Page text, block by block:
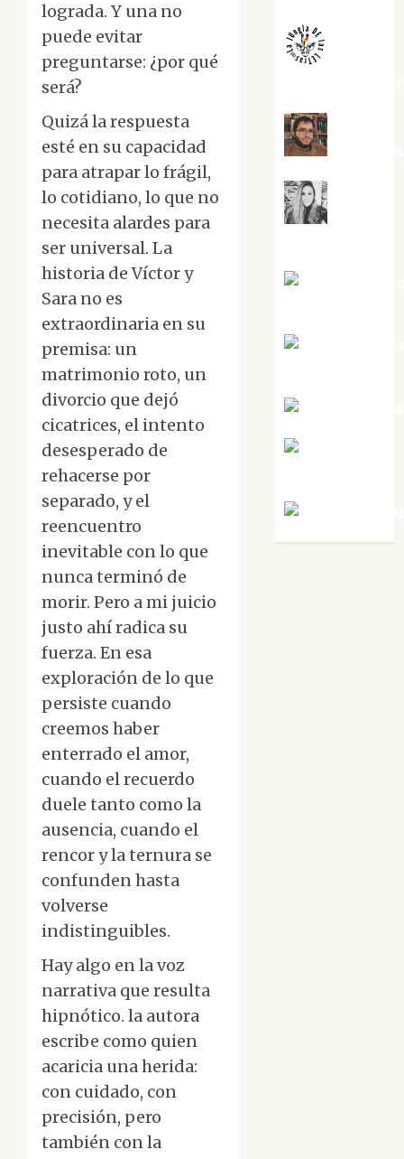
lograda. Y una no
puede evitar
preguntarse: ¿por qué
será?
Quizá la respuesta
esté en su capacidad
para atrapar lo frágil,
lo cotidiano, lo que no
necesita alardes para
ser universal. La
historia de Víctor y
Sara no es
extraordinaria en su
premisa: un
matrimonio roto, un
divorcio que dejó
cicatrices, el intento
desesperado de
rehacerse por
separado, y el
reencuentro
inevitable con lo que
nunca terminó de
morir. Pero a mi juicio
justo ahí radica su
fuerza. En esa
exploración de lo que
persiste cuando
creemos haber
enterrado el amor,
cuando el recuerdo
duele tanto como la
ausencia, cuando el
rencor y la ternura se
confunden hasta
volverse
indistinguibles.
Hay algo en la voz
narrativa que resulta
hipnótico. la autora
escribe como quien
acaricia una herida:
con cuidado, con
precisión, pero
también con la